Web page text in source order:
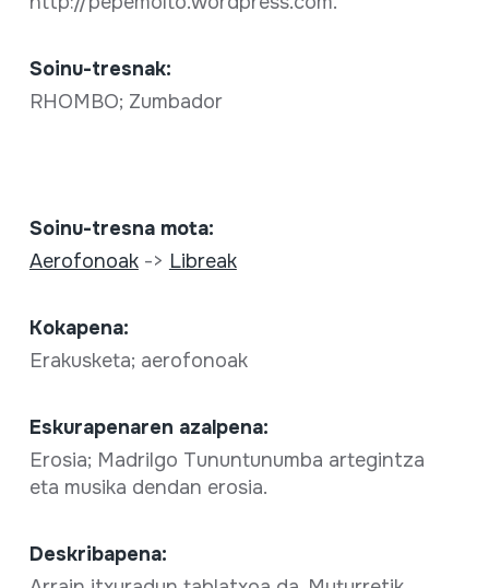
Soinu-tresnak:
RHOMBO; Zumbador
Soinu-tresna mota:
Aerofonoak-> Libreak
Kokapena:
Erakusketa; aerofonoak
Eskurapenaren azalpena:
Erosia; Madrilgo Tununtunumba artegintza
eta musika dendan erosia.
Deskribapena: